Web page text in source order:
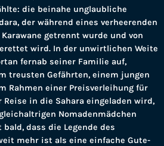
die beinahe unglaubliche
der während eines verheerenden
getrennt wurde und von
wird. In der unwirtlichen Weite
fernab seiner Familie auf,
treusten Gefährten, einem jungen
Rahmen einer Preisverleihung für
in die Sahara eingeladen wird,
Nomadenmädchen
dass die Legende des
mehr ist als eine einfache Gute-